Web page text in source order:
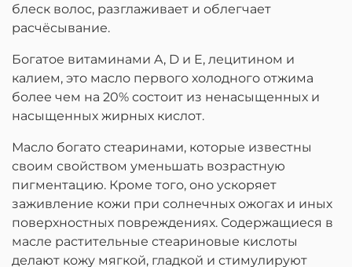
блеск волос, разглаживает и облегчает
расчёсывание.
Богатое витаминами A, D и E, лецитином и
калием, это масло первого холодного отжима
более чем на 20% состоит из ненасыщенных и
насыщенных жирных кислот.
Масло богато стеаринами, которые известны
своим свойством уменьшать возрастную
пигментацию. Кроме того, оно ускоряет
заживление кожи при солнечных ожогах и иных
поверхностных повреждениях. Содержащиеся в
масле растительные стеариновые кислоты
делают кожу мягкой, гладкой и стимулируют